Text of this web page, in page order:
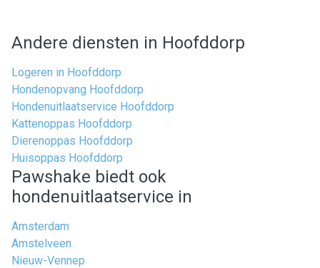
Andere diensten in Hoofddorp
Logeren in Hoofddorp
Hondenopvang Hoofddorp
Hondenuitlaatservice Hoofddorp
Kattenoppas Hoofddorp
Dierenoppas Hoofddorp
Huisoppas Hoofddorp
Pawshake biedt ook
hondenuitlaatservice in
Amsterdam
Amstelveen
Nieuw-Vennep